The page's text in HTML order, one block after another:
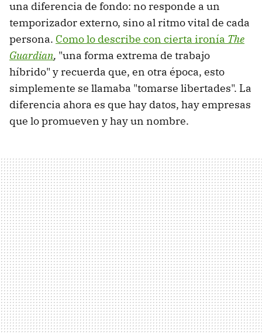
una diferencia de fondo: no responde a un
temporizador externo, sino al ritmo vital de cada
persona. Como lo describe con cierta ironía The
Guardian, "una forma extrema de trabajo
híbrido" y recuerda que, en otra época, esto
simplemente se llamaba "tomarse libertades". La
diferencia ahora es que hay datos, hay empresas
que lo promueven y hay un nombre.